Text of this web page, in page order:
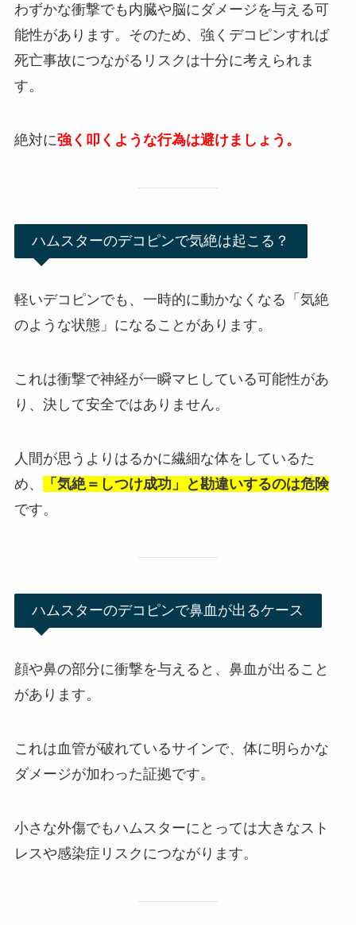
わずかな衝撃でも内臓や脳にダメージを与える可
能性があります。そのため、強くデコピンすれば
死亡事故につながるリスクは十分に考えられま
す。
絶対に強く叩くような行為は避けましょう。
ハムスターのデコピンで気絶は起こる？
軽いデコピンでも、一時的に動かなくなる「気絶
のような状態」になることがあります。
これは衝撃で神経が一瞬マヒしている可能性があ
り、決して安全ではありません。
人間が思うよりはるかに繊細な体をしているた
め、
「気絶＝しつけ成功」と勘違いするのは危険
です。
ハムスターのデコピンで鼻血が出るケース
顔や鼻の部分に衝撃を与えると、鼻血が出ること
があります。
これは血管が破れているサインで、体に明らかな
ダメージが加わった証拠です。
小さな外傷でもハムスターにとっては大きなスト
レスや感染症リスクにつながります。